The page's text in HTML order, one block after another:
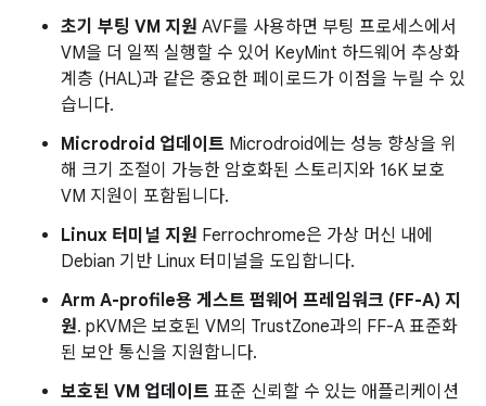
초기 부팅 VM 지원 AVF를 사용하면 부팅 프로세스에서
VM을 더 일찍 실행할 수 있어 KeyMint 하드웨어 추상화
계층 (HAL)과 같은 중요한 페이로드가 이점을 누릴 수 있
습니다.
Microdroid 업데이트 Microdroid에는 성능 향상을 위
해 크기 조절이 가능한 암호화된 스토리지와 16K 보호
VM 지원이 포함됩니다.
Linux 터미널 지원 Ferrochrome은 가상 머신 내에
Debian 기반 Linux 터미널을 도입합니다.
Arm A-profile용 게스트 펌웨어 프레임워크 (FF-A) 지
원. pKVM은 보호된 VM의 TrustZone과의 FF-A 표준화
된 보안 통신을 지원합니다.
보호된 VM 업데이트 표준 신뢰할 수 있는 애플리케이션